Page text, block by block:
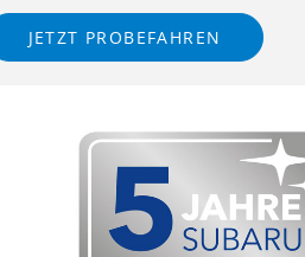
JETZT PROBEFAHREN